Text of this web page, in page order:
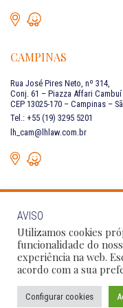
CAMPINAS
Rua José Pires Neto, nº 314,
Conj. 61 – Piazza Affari Cambuí
CEP 13025-170 – Campinas –
Tel.: +55 (19) 3295 5201
lh_cam@lhlaw.com.br
FALE CONOSCO
Siga as nossas redes
AVISO
Utilizamos cookies
funcionalidade do
experiência na web.
acordo com a sua
Configurar cookies